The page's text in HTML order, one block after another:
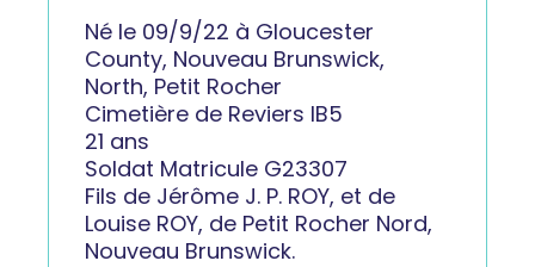
Né le 09/9/22 à Gloucester
County, Nouveau Brunswick,
North, Petit Rocher
Cimetière de Reviers IB5
21 ans
Soldat Matricule G23307
Fils de Jérôme J. P. ROY, et de
Louise ROY, de Petit Rocher Nord,
Nouveau Brunswick.